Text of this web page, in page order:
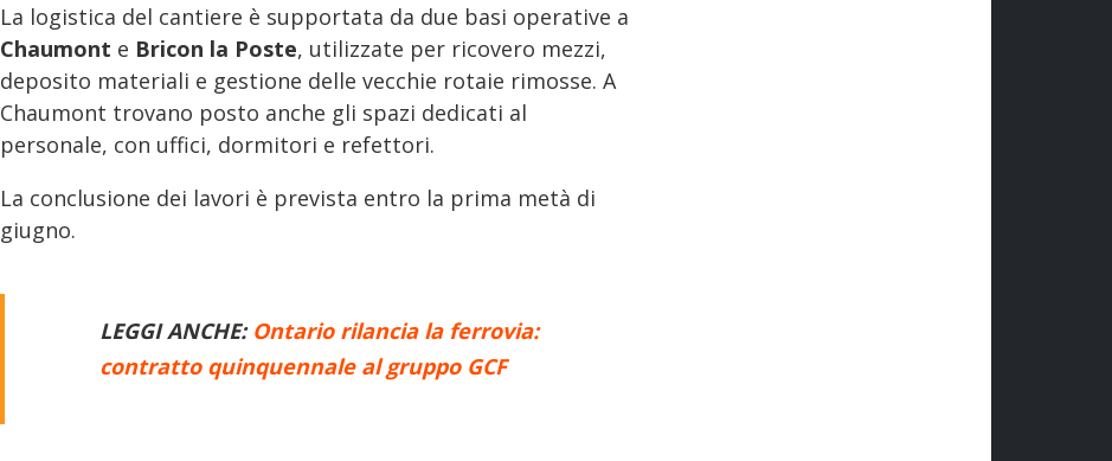
La logistica del cantiere è supportata da due basi operative a
Chaumont e Bricon la Poste, utilizzate per ricovero mezzi,
deposito materiali e gestione delle vecchie rotaie rimosse. A
Chaumont trovano posto anche gli spazi dedicati al
personale, con uffici, dormitori e refettori.
La conclusione dei lavori è prevista entro la prima metà di
giugno.
LEGGI ANCHE: Ontario rilancia la ferrovia:
contratto quinquennale al gruppo GCF